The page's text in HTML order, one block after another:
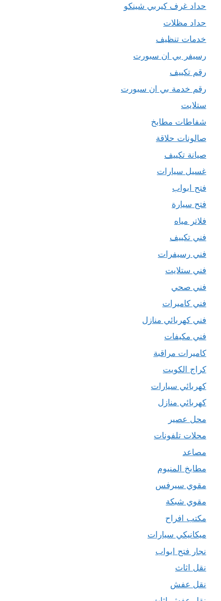
حداد غرف كيربي شينكو
حداد مظلات
خدمات تنظيف
رسيفر بي ان سبورت
رقم تكييف
رقم خدمة بي ان سبورت
ستلايت
شفاطات مطابخ
صالونات حلاقة
صيانة تكييف
غسيل سيارات
فتح ابواب
فتح سيارة
فلاتر مياه
فني تكييف
فني رسيفرات
فني ستلايت
فني صحي
فني كاميرات
فني كهربائي منازل
فني مكيفات
كاميرات مراقبة
كراج الكويت
كهربائي سيارات
كهربائي منازل
محل عصير
محلات تلفونات
مصاعد
مطابخ المنيوم
مقوي سيرفس
مقوي شبكة
مكتب افراح
ميكانيكي سيارات
نجار فتح ابواب
نقل اثاث
نقل عفش